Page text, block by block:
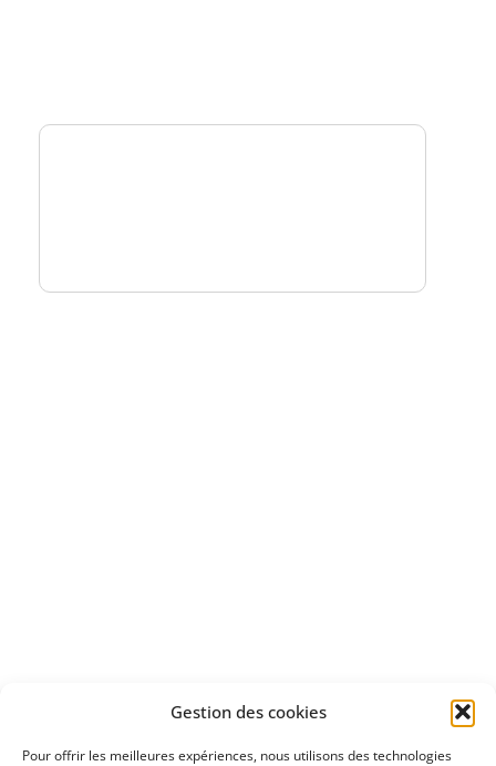
Gestion des cookies
Pour offrir les meilleures expériences, nous utilisons des technologies
Découvrez